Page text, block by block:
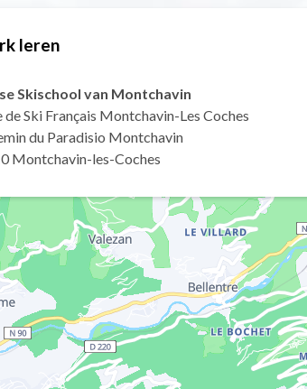
leren
Skischool van Montchavin
de Ski Français Montchavin-Les Coches
du Paradisio Montchavin
Montchavin-les-Coches